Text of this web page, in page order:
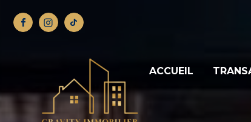
ACCUEIL